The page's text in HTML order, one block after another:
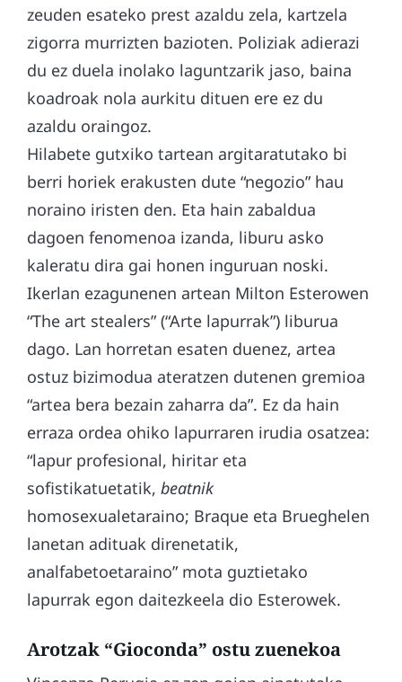
zeuden esateko prest azaldu zela, kartzela
zigorra murrizten bazioten. Poliziak adierazi
du ez duela inolako laguntzarik jaso, baina
koadroak nola aurkitu dituen ere ez du
azaldu oraingoz.
Hilabete gutxiko tartean argitaratutako bi
berri horiek erakusten dute “negozio” hau
noraino iristen den. Eta hain zabaldua
dagoen fenomenoa izanda, liburu asko
kaleratu dira gai honen inguruan noski.
Ikerlan ezagunenen artean Milton Esterowen
“The art stealers” (“Arte lapurrak”) liburua
dago. Lan horretan esaten duenez, artea
ostuz bizimodua ateratzen dutenen gremioa
“artea bera bezain zaharra da”. Ez da hain
erraza ordea ohiko lapurraren irudia osatzea:
“lapur profesional, hiritar eta
sofistikatuetatik, beatnik
homosexualetaraino; Braque eta Brueghelen
lanetan adituak direnetatik,
analfabetoetaraino” mota guztietako
lapurrak egon daitezkeela dio Esterowek.
Arotzak “Gioconda” ostu zuenekoa